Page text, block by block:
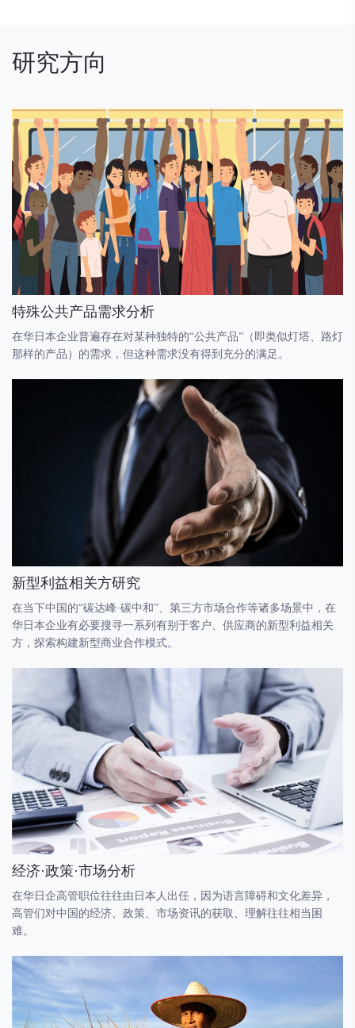
研究方向
特殊公共产品需求分析
在华日本企业普遍存在对某种独特的“公共产品”（即类似灯塔、路灯
那样的产品）的需求，但这种需求没有得到充分的满足。
新型利益相关方研究
在当下中国的“碳达峰·碳中和”、第三方市场合作等诸多场景中，在
华日本企业有必要搜寻一系列有别于客户、供应商的新型利益相关
方，探索构建新型商业合作模式。
经济·政策·市场分析
在华日企高管职位往往由日本人出任，因为语言障碍和文化差异，
高管们对中国的经济、政策、市场资讯的获取、理解往往相当困
难。